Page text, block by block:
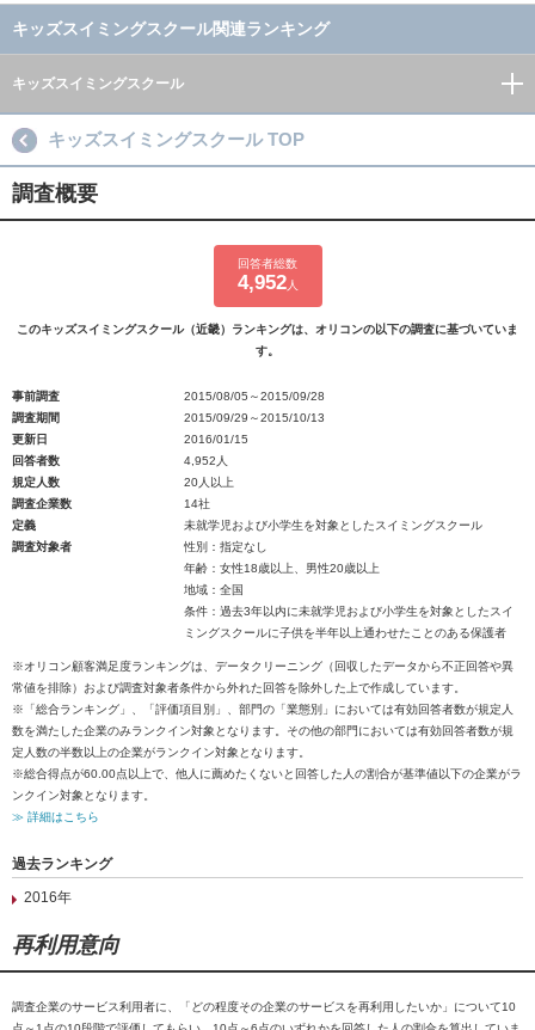
キッズスイミングスクール関連ランキング
キッズスイミングスクール
キッズスイミングスクール TOP
調査概要
回答者総数
4,952人
このキッズスイミングスクール（近畿）ランキングは、オリコンの以下の調査に基づいていま
す。
事前調査
2015/08/05～2015/09/28
調査期間
2015/09/29～2015/10/13
更新日
2016/01/15
回答者数
4,952人
規定人数
20人以上
調査企業数
14社
定義
未就学児および小学生を対象としたスイミングスクール
調査対象者
性別：指定なし
年齢：女性18歳以上、男性20歳以上
地域：全国
条件：過去3年以内に未就学児および小学生を対象としたスイ
ミングスクールに子供を半年以上通わせたことのある保護者
※オリコン顧客満足度ランキングは、データクリーニング（回収したデータから不正回答や異
常値を排除）および調査対象者条件から外れた回答を除外した上で作成しています。
※「総合ランキング」、「評価項目別」、部門の「業態別」においては有効回答者数が規定人
数を満たした企業のみランクイン対象となります。その他の部門においては有効回答者数が規
定人数の半数以上の企業がランクイン対象となります。
※総合得点が60.00点以上で、他人に薦めたくないと回答した人の割合が基準値以下の企業がラ
ンクイン対象となります。
≫ 詳細はこちら
過去ランキング
2016年
再利用意向
調査企業のサービス利用者に、「どの程度その企業のサービスを再利用したいか」について10